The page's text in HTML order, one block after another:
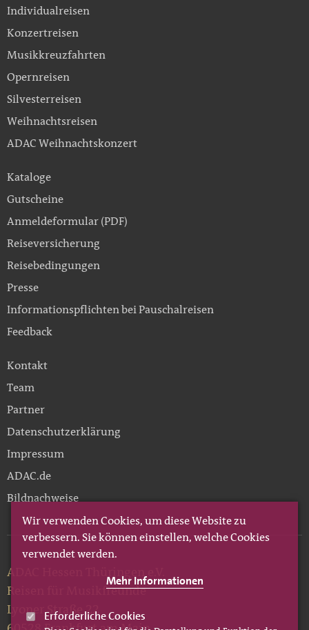
Individualreisen
Konzertreisen
Musikkreuzfahrten
Opernreisen
Silvesterreisen
Weihnachtsreisen
ADAC Weihnachtskonzert
Kataloge
Gutscheine
Anmeldeformular (PDF)
Reiseversicherung
Reisebedingungen
Presse
Informationspflichten bei Pauschalreisen
Feedback
Kontakt
Team
Partner
Datenschutzerklärung
Impressum
ADAC.de
Bildnachweise
ADAC Hessen Thüringen e.V.
Reisen für Musikfreunde
Lyoner Straße 22
Wir verwenden Cookies, um diese Website zu
verbessern. Sie können einstellen, welche Cookies
verwendet werden.
Mehr Informationen
Erforderliche Cookies